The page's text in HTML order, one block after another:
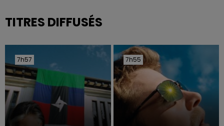
TITRES DIFFUSÉS
7h57
7h57 7h55
7h55